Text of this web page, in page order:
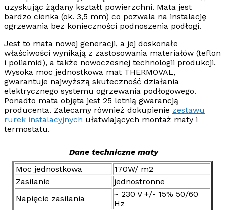
uzyskując żądany kształt powierzchni. Mata jest
bardzo cienka (ok. 3,5 mm) co pozwala na instalację
ogrzewania bez konieczności podnoszenia podłogi.
Jest to mata nowej generacji, a jej doskonałe
właściwości wynikają z zastosowania materiałów (teflon
i poliamid), a także nowoczesnej technologii produkcji.
Wysoka moc jednostkowa mat THERMOVAL,
gwarantuje najwyższą skuteczność działania
elektrycznego systemu ogrzewania podłogowego.
Ponadto mata objęta jest 25 letnią gwarancją
producenta. Zalecamy również dokupienie zestawu
rurek instalacyjnych ułatwiających montaż maty i
termostatu.
Dane techniczne maty
Moc jednostkowa
170W/ m2
Zasilanie
jednostronne
Napięcie zasilania
~ 230 V +/- 15% 50/60
Hz